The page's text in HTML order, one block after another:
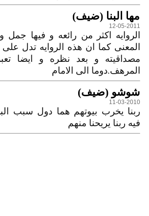
مها البنا (ضيف)
12-05-2011
الروايه اكثر من رائعه و فيها جمل
المعنى كما ان هذه الروايه تدل على
مصداقيته و بعد نظره و ايضا
المرهف.دوما الى الامام
شوشو (ضيف)
11-03-2010
ربنا يخرب بيوتهم هما دول سبب
فيه ربنا يريحنا منهم